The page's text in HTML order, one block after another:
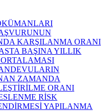
KARŞILANMA ORANI
BAŞINA YILLIK
ZAMANDA
ORANI
RİSK
YAPILANMA